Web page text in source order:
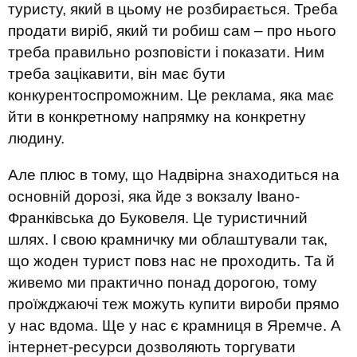
туристу, який в цьому не розбирається. Треба
продати виріб, який ти робиш сам – про нього
треба правильно розповісти і показати. Ним
треба зацікавити, він має бути
конкурентоспроможним. Це реклама, яка має
йти в конкретному напрямку на конкретну
людину.
Але плюс в тому, що Надвірна знаходиться на
основній дорозі, яка йде з вокзалу Івано-
Франківська до Буковеля. Це туристичний
шлях. І свою крамничку ми облаштували так,
що жоден турист повз нас не проходить. Та й
живемо ми практично понад дорогою, тому
проїжджаючі теж можуть купити вироби прямо
у нас вдома. Ще у нас є крамниця в Яремче. А
інтернет-ресурси дозволяють торгувати